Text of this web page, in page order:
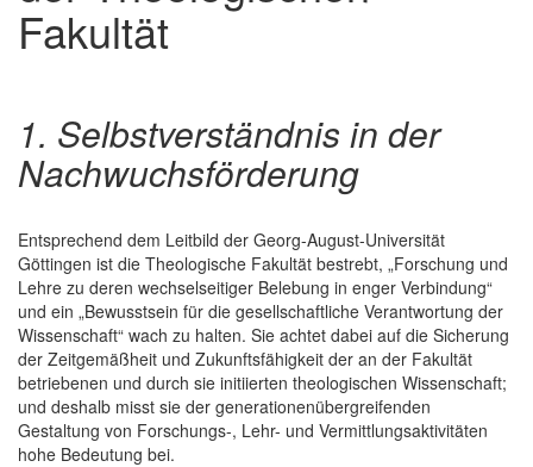
Fakultät
1. Selbstverständnis in der
Nachwuchsförderung
Entsprechend dem Leitbild der Georg-August-Universität
Göttingen ist die Theologische Fakultät bestrebt, „Forschung und
Lehre zu deren wechselseitiger Belebung in enger Verbindung“
und ein „Bewusstsein für die gesellschaftliche Verantwortung der
Wissenschaft“ wach zu halten. Sie achtet dabei auf die Sicherung
der Zeitgemäßheit und Zukunftsfähigkeit der an der Fakultät
betriebenen und durch sie initiierten theologischen Wissenschaft;
und deshalb misst sie der generationenübergreifenden
Gestaltung von Forschungs-, Lehr- und Vermittlungsaktivitäten
hohe Bedeutung bei.